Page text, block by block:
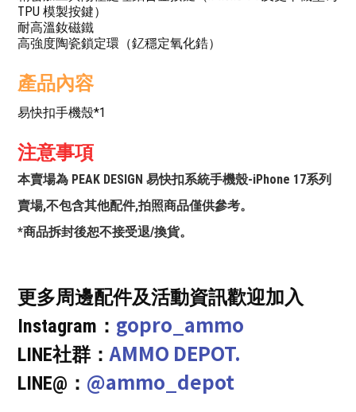
TPU 模製按鍵）
耐高溫釹磁鐵
高強度陶瓷鎖定環（釔穩定氧化鋯）
產品內容
易快扣手機殼*1
注意事項
本賣場為 PEAK DESIGN 易快扣系統手機殼-iPhone 17系列
賣場,不包含其他配件,拍照商品僅供參考。
*商品拆封後恕不接受退/換貨。
更多周邊配件及活動資訊歡迎加入
Instagram： gopro_ammo
LINE社群：AMMO DEPOT.
LINE@： @ammo_depot